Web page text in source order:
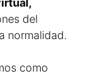
del
normalidad.
como